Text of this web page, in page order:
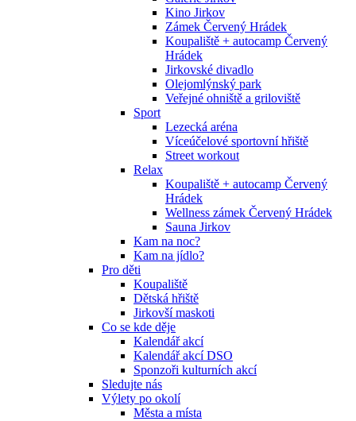
Kino Jirkov
Zámek Červený Hrádek
Koupaliště + autocamp Červený
Hrádek
Jirkovské divadlo
Olejomlýnský park
Veřejné ohniště a griloviště
Sport
Lezecká aréna
Víceúčelové sportovní hřiště
Street workout
Relax
Koupaliště + autocamp Červený
Hrádek
Wellness zámek Červený Hrádek
Sauna Jirkov
Kam na noc?
Kam na jídlo?
Pro děti
Koupaliště
Dětská hřiště
Jirkovší maskoti
Co se kde děje
Kalendář akcí
Kalendář akcí DSO
Sponzoři kulturních akcí
Sledujte nás
Výlety po okolí
Města a místa